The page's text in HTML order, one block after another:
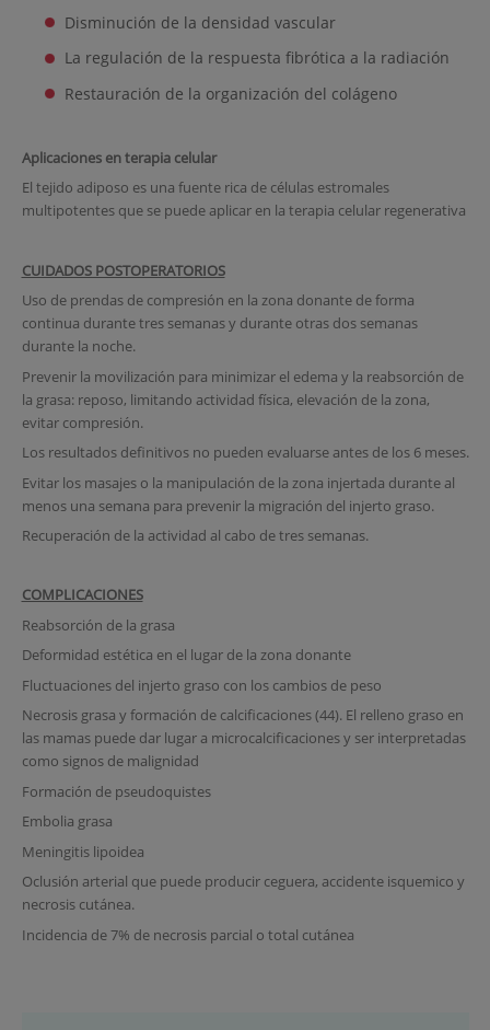
Disminución de la densidad vascular
La regulación de la respuesta fibrótica a la radiación
Restauración de la organización del colágeno
Aplicaciones en terapia celular
El tejido adiposo es una fuente rica de células estromales
multipotentes que se puede aplicar en la terapia celular regenerativa
CUIDADOS POSTOPERATORIOS
Uso de prendas de compresión en la zona donante de forma
continua durante tres semanas y durante otras dos semanas
durante la noche.
Prevenir la movilización para minimizar el edema y la reabsorción de
la grasa: reposo, limitando actividad física, elevación de la zona,
evitar compresión.
Los resultados definitivos no pueden evaluarse antes de los 6 meses.
Evitar los masajes o la manipulación de la zona injertada durante al
menos una semana para prevenir la migración del injerto graso.
Recuperación de la actividad al cabo de tres semanas.
COMPLICACIONES
Reabsorción de la grasa
Deformidad estética en el lugar de la zona donante
Fluctuaciones del injerto graso con los cambios de peso
Necrosis grasa y formación de calcificaciones (44). El relleno graso en
las mamas puede dar lugar a microcalcificaciones y ser interpretadas
como signos de malignidad
Formación de pseudoquistes
Embolia grasa
Meningitis lipoidea
Oclusión arterial que puede producir ceguera, accidente isquemico y
necrosis cutánea.
Incidencia de 7% de necrosis parcial o total cutánea